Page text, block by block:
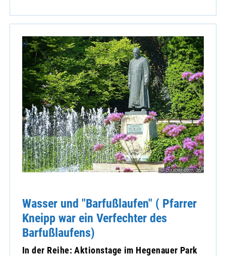
© pixabay.com/de/
Wasser und "Barfußlaufen" ( Pfarrer
Kneipp war ein Verfechter des
Barfußlaufens)
In der Reihe: Aktionstage im Hegenauer Park